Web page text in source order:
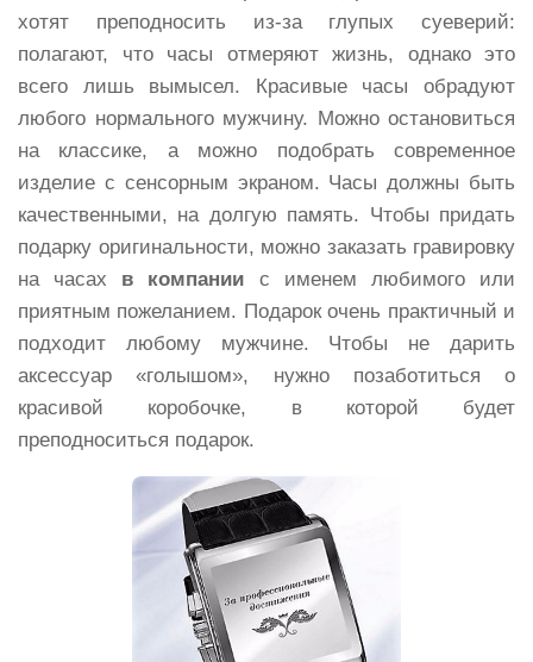
хотят преподносить из-за глупых суеверий:
полагают, что часы отмеряют жизнь, однако это
всего лишь вымысел. Красивые часы обрадуют
любого нормального мужчину. Можно остановиться
на классике, а можно подобрать современное
изделие с сенсорным экраном. Часы должны быть
качественными, на долгую память. Чтобы придать
подарку оригинальности, можно заказать гравировку
на часах в компании с именем любимого или
приятным пожеланием. Подарок очень практичный и
подходит любому мужчине. Чтобы не дарить
аксессуар «голышом», нужно позаботиться о
красивой коробочке, в которой будет
преподноситься подарок.